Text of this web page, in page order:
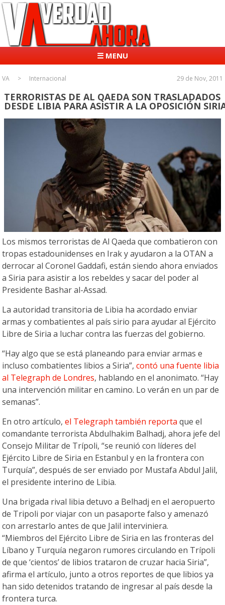
☰ MENU
VA Internacional 29 de Nov, 2011
TERRORISTAS DE AL QAEDA SON TRASLADADOS
DESDE LIBIA PARA ASISTIR A LA OPOSICIÓN
Los mismos terroristas de Al Qaeda que combatieron con
tropas estadounidenses en Irak y ayudaron a la OTAN a
derrocar al Coronel Gaddafi, están siendo ahora enviados
a Siria para asistir a los rebeldes y sacar del poder al
Presidente Bashar al-Assad.
La autoridad transitoria de Libia ha acordado enviar
armas y combatientes al país sirio para ayudar al Ejército
Libre de Siria a luchar contra las fuerzas del gobierno.
“Hay algo que se está planeando para enviar armas e
incluso combatientes libios a Siria”,contó una fuente libia
al Telegraph de Londres, hablando en el anonimato. “Hay
una intervención militar en camino. Lo verán en un par de
semanas”.
En otro artículo,el Telegraph también reporta que el
comandante terrorista Abdulhakim Balhadj, ahora jefe del
Consejo Militar de Trípoli, “se reunió con líderes del
Ejército Libre de Siria en Estanbul y en la frontera con
Turquía”, después de ser enviado por Mustafa Abdul Jalil,
el presidente interino de Libia.
Una brigada rival libia detuvo a Belhadj en el aeropuerto
de Tripoli por viajar con un pasaporte falso y amenazó
con arrestarlo antes de que Jalil interviniera.
“Miembros del Ejército Libre de Siria en las fronteras del
Líbano y Turquía negaron rumores circulando en Trípoli
de que ‘cientos’ de libios trataron de cruzar hacia Siria”,
afirma el artículo, junto a otros reportes de que libios ya
han sido detenidos tratando de ingresar al país desde la
frontera turca.